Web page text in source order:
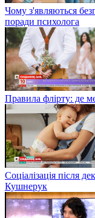
Чому з'являються
поради психолога
Правила флірту: де
Соціалізація після
Кушнерук